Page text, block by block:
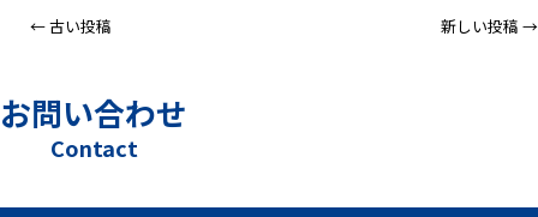
← 古い投稿 新しい投稿 →
お問い合わせ
Contact